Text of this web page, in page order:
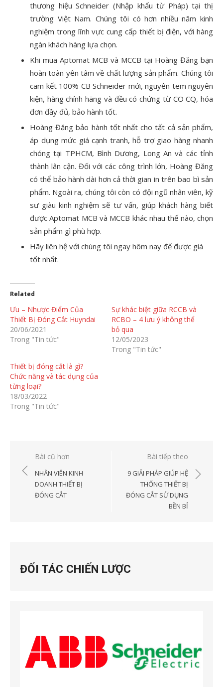
thương hiệu Schneider (Nhập khẩu từ Pháp) tại thị
trường Việt Nam. Chúng tôi có hơn nhiều năm kinh
nghiệm trong lĩnh vực cung cấp thiết bị điện, với hàng
ngàn khách hàng lựa chọn.
Khi mua Aptomat MCB và MCCB tại Hoàng Đăng bạn
hoàn toàn yên tâm về chất lượng sản phẩm. Chúng tôi
cam kết 100% CB Schneider mới, nguyên tem nguyên
kiện, hàng chính hãng và đều có chứng từ CO CQ, hóa
đơn đầy đủ, bảo hành tốt.
Hoàng Đăng bảo hành tốt nhất cho tất cả sản phẩm,
áp dụng mức giá cạnh tranh, hỗ trợ giao hàng nhanh
chóng tại TPHCM, Bình Dương, Long An và các tỉnh
thành lân cận. Đối với các công trình lớn, Hoàng Đăng
có thể bảo hành dài hơn cả thời gian in trên bao bì sản
phẩm. Ngoài ra, chúng tôi còn có đội ngũ nhân viên, kỹ
sư giàu kinh nghiệm sẽ tư vấn, giúp khách hàng biết
được Aptomat MCB và MCCB khác nhau thế nào, chọn
sản phẩm gì phù hợp.
Hãy liên hệ với chúng tôi ngay hôm nay để được giá
tốt nhất.
Related
Ưu – Nhược Điểm Của
Thiết Bị Đóng Cắt Huyndai
20/06/2021
Trong "Tin tức"
Sự khác biệt giữa RCCB và
RCBO – 4 lưu ý không thể
bỏ qua
12/05/2023
Trong "Tin tức"
Thiết bị đóng cắt là gì?
Chức năng và tác dụng của
từng loại?
18/03/2022
Trong "Tin tức"
Điều
hướng
viết
Bài cũ hơn
NHÂN VIÊN KINH
DOANH THIẾT BỊ
ĐÓNG CẮT
Bài tiếp theo
9 GIẢI PHÁP GIÚP HỆ
THỐNG THIẾT BỊ
ĐÓNG CẮT SỬ DỤNG
BỀN BỈ
ĐỐI TÁC CHIẾN LƯỢC